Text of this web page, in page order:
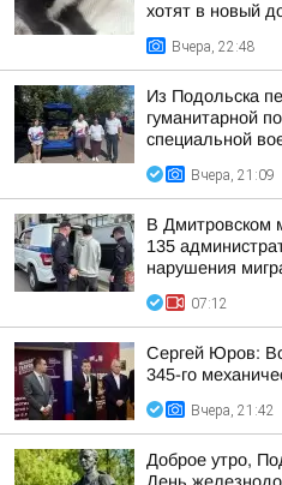
хотят в новый
Вчера, 22:48
Из Подольска
гуманитарной
специальной
Вчера, 21:09
В Дмитровском
135
нарушения
07:12
Сергей Юров:
345-го
Вчера, 21:42
Доброе утро,